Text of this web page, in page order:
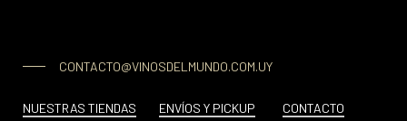
CONTACTO@VINOSDELMUNDO.COM.UY
NUESTRAS TIENDAS ENVÍOS Y PICKUP CONTACTO